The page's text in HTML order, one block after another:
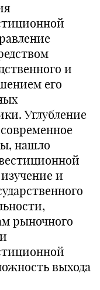
и
его
Углубление
нашло
и
рыночного
выхода